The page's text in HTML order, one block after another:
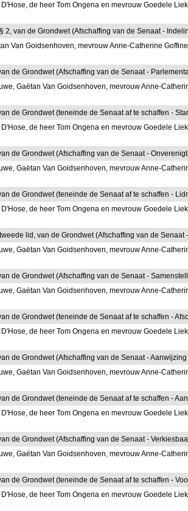
de heer Tom Ongena en mevrouw Goedele
2, van de Grondwet (Afschaffing van de Senaat -
Van Goidsenhoven, mevrouw Anne-Catherine
de Grondwet (Afschaffing van de Senaat -
Gaëtan Van Goidsenhoven, mevrouw Anne-
de Grondwet (teneinde de Senaat af te schaffen -
de heer Tom Ongena en mevrouw Goedele
de Grondwet (Afschaffing van de Senaat -
Gaëtan Van Goidsenhoven, mevrouw Anne-
de Grondwet (teneinde de Senaat af te schaffen -
de heer Tom Ongena en mevrouw Goedele
lid, van de Grondwet (Afschaffing van de
Gaëtan Van Goidsenhoven, mevrouw Anne-
de Grondwet (Afschaffing van de Senaat -
Gaëtan Van Goidsenhoven, mevrouw Anne-
de Grondwet (teneinde de Senaat af te schaffen -
de heer Tom Ongena en mevrouw Goedele
de Grondwet (Afschaffing van de Senaat -
Gaëtan Van Goidsenhoven, mevrouw Anne-
de Grondwet (teneinde de Senaat af te schaffen -
de heer Tom Ongena en mevrouw Goedele
de Grondwet (Afschaffing van de Senaat -
Gaëtan Van Goidsenhoven, mevrouw Anne-
de Grondwet (teneinde de Senaat af te schaffen -
de heer Tom Ongena en mevrouw Goedele